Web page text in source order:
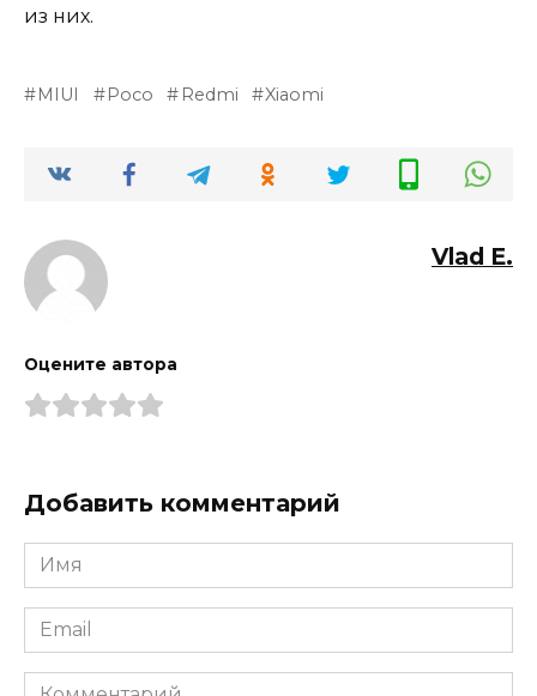
из них.
MIUI Poco Redmi Xiaomi
Vlad E.
Оцените автора
Добавить комментарий
Имя
*
Email
*
Комментарий